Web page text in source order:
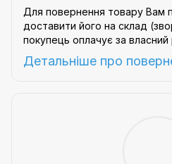
Для повернення товару Вам
доставити його на склад
покупець оплачує за власний
Детальніше про